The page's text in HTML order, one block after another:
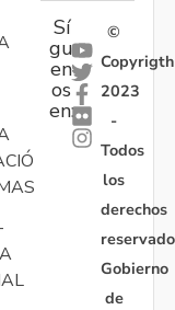
Sí
gu
en
os
en:
©
Copyrigth
2023
-
Todos
los
derechos
Gobierno
de